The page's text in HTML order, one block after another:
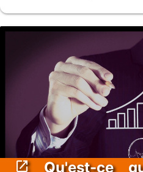
Qu'est-ce